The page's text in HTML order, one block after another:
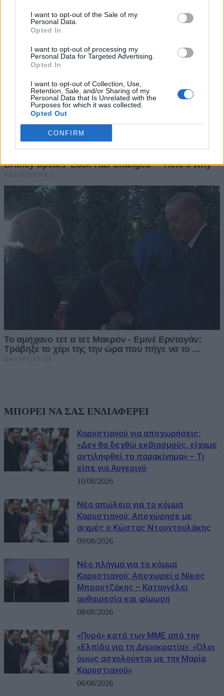
I want to opt-out of the Sale of my
Personal Data.
Opted In
I want to opt-out of processing my
Personal Data for Targeted Advertising.
Opted In
I want to opt-out of Collection, Use,
Retention, Sale, and/or Sharing of my
Personal Data that Is Unrelated with the
Purposes for which it was collected.
Opted Out
CONFIRM
ΜΠΟΡΕΙ ΝΑ ΣΑΣ ΕΝΔΙΑΦΕΡΕΙ
Καρυστιανού για αποχωρήσεις:
«Δεν θα δεχθώ εκβιασμούς, είχαμε
αντιληφθεί το παρακίνημα» – Τι
είπε για Αυγερινό
10/08/2026
Νέα απώλεια για το κόμμα
Καρυστιανού: Αποχώρησε με
αιχμές ο Κώστας Ντουντουλάκης
09/08/2026
Νέο πλήγμα για το κόμμα
Καρυστιανού: Αποχωρεί ο Νίκος
Μπρουτζάκης – Καταγγέλει
αυθαιρεσία και φίμωση
08/08/2026
«Πυρά» κατά των ΜΜΕ από την
«Ελπίδα για τη Δημοκρατία»: «Όλοι
όμως ασχολούνται με την Μαρία
Καρυστιανού»
06/08/2026